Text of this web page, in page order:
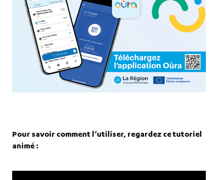
Pour savoir comment l’utiliser, regardez ce tutoriel
animé :